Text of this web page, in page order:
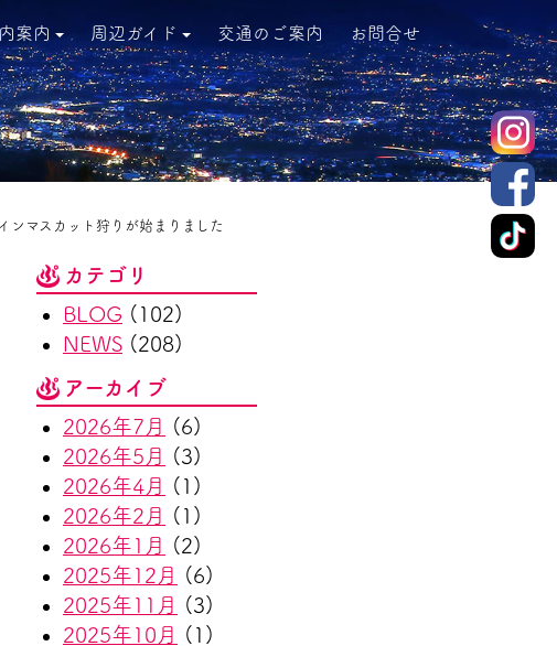
案内 周辺ガイド 交通のご案内 お問合せ
ンマスカット狩りが始まりました
カテゴリ
BLOG (102)
NEWS (208)
アーカイブ
2026年7月
(6)
2026年5月
(3)
2026年4月
(1)
2026年2月
(1)
2026年1月
(2)
2025年12月
(6)
2025年11月
(3)
2025年10月
(1)